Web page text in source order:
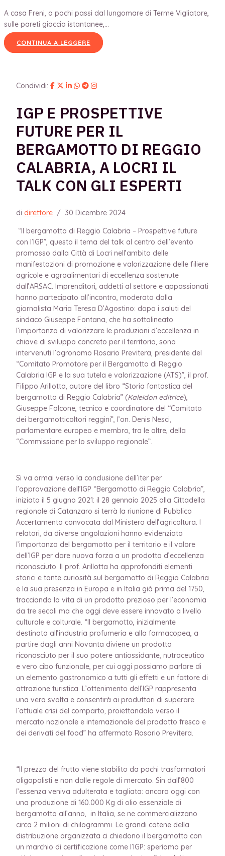
A casa Freni, a pochi passi dal lungomare di Terme Vigliatore,
sulle pareti giaccio istantanee,...
CONTINUA A LEGGERE
Condividi:
IGP E PROSPETTIVE
FUTURE PER IL
BERGAMOTTO DI REGGIO
CALABRIA, A LOCRI IL
TALK CON GLI ESPERTI
di direttore / 30 Dicembre 2024
“Il bergamotto di Reggio Calabria – Prospettive future
con l’IGP”, questo il tema del talk al centro dell’evento
promosso dalla Città di Locri nell’ambito delle
manifestazioni di promozione e valorizzazione delle filiere
agricole e agroalimentari di eccellenza sostenute
dall’ARSAC. Imprenditori, addetti al settore e appassionati
hanno partecipato all’incontro, moderato dalla
giornalista Maria Teresa D’Agostino: dopo i saluti del
sindaco Giuseppe Fontana, che ha sottolineato
l’importanza di valorizzare le produzioni d’eccellenza in
chiave di sviluppo concreto per il territorio, sono
intervenuti l’agronomo Rosario Previtera, presidente del
“Comitato Promotore per il Bergamotto di Reggio
Calabria IGP e la sua tutela e valorizzazione (ATS)”, il prof.
Filippo Arillotta, autore del libro “Storia fantastica del
bergamotto di Reggio Calabria” (Kaleidon editrice),
Giuseppe Falcone, tecnico e coordinatore del “Comitato
dei bergamotticoltori reggini”, l’on. Denis Nesci,
parlamentare europeo e membro, tra le altre, della
“Commissione per lo sviluppo regionale”.
Si va ormai verso la conclusione dell’iter per
l’approvazione dell’IGP “Bergamotto di Reggio Calabria”,
iniziato il 5 giugno 2021: il 28 gennaio 2025 alla Cittadella
regionale di Catanzaro si terrà la riunione di Pubblico
Accertamento convocata dal Ministero dell’agricoltura. I
relatori, da diverse angolazioni hanno evidenziato
l’importanza del bergamotto per il territorio e il valore
dell’IGP per dare nuova forza a un prodotto d’eccellenza
riconosciuto. Il prof. Arillotta ha approfonditi elementi
storici e tante curiosità sul bergamotto di Reggio Calabria
e la sua presenza in Europa e in Italia già prima del 1750,
tracciando la vita di un prodotto prezioso per l’economia
da tre secoli ma che oggi deve essere innovato a livello
culturale e colturale. “Il bergamotto, inizialmente
destinata all’industria profumeria e alla farmacopea, a
partire dagli anni Novanta diviene un prodotto
riconosciuto per il suo potere antiossidante, nutraceutico
e vero cibo funzionale, per cui oggi possiamo parlare di
un elemento gastronomico a tutti gli effetti e un fattore di
attrazione turistica. L’ottenimento dell’IGP rappresenta
una vera svolta e consentirà ai produttori di superare
l’attuale crisi del comparto, proiettandolo verso il
mercato nazionale e internazionale del prodotto fresco e
dei derivati del food” ha affermato Rosario Previtera.
“Il prezzo del frutto viene stabilito da pochi trasformatori
oligopolisti e non dalle regole di mercato. Sin dall’800
l’essenza veniva adulterata e tagliata: ancora oggi con
una produzione di 160.000 Kg di olio essenziale di
bergamotto all’anno, in Italia, se ne commercializzano
circa 2 milioni di chilogrammi. Le grandi catene della
distribuzione organizzata ci chiedono il bergamotto con
un marchio di certificazione come l’IGP: speriamo per